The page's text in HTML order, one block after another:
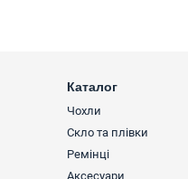
Каталог
Чохли
Скло та плівки
Ремінці
Аксесуари